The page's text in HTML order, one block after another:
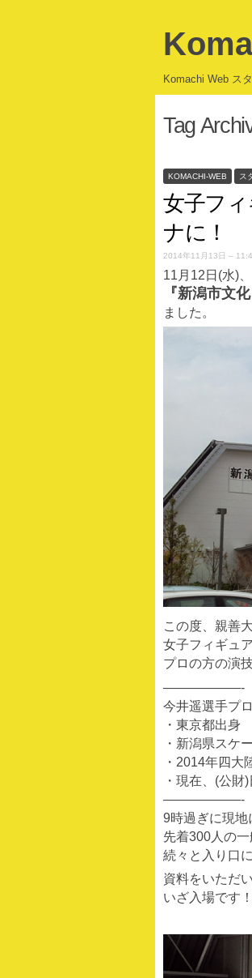
Komachi Web ス
Tag
KOMACHI-WEB ス
女子フ
ナに！
2014年11月13日 –
11月12日(水)、
『新潟市文
ました。
この度、親善
女子フィギュ
プロの方の演
——————-
今井遥選手プ
・東京都出身
・新潟県スケ
・2014年四大
・現在、(公
——————-
9時過ぎに現地
先着300人の
続々と入り口
資料をいただい
いざ入場です！